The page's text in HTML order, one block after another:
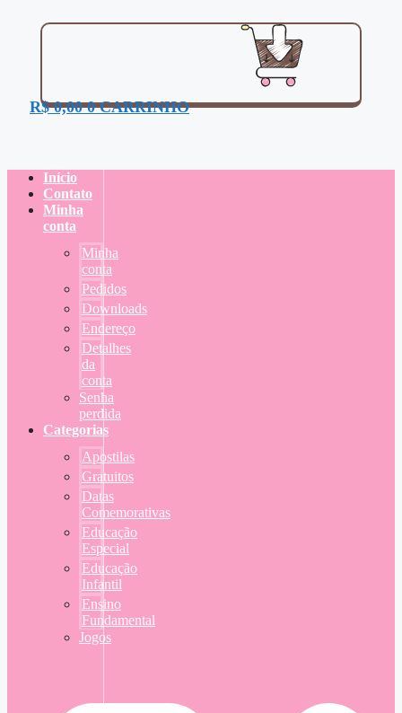
R$0,00 0 CARRINHO
Início
Contato
Minha
conta
Minha
conta
Pedidos
Downloads
Endereço
Detalhes
da
conta
Senha
perdida
Categorias
Apostilas
Gratuitos
Datas
Comemorativas
Educação
Especial
Educação
Infantil
Ensino
Fundamental
Jogos